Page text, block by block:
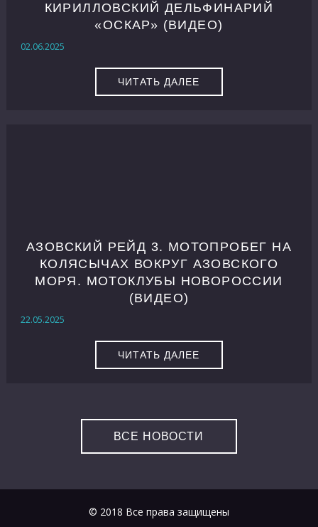
КИРИЛЛОВСКИЙ ДЕЛЬФИНАРИЙ
«ОСКАР» (ВИДЕО)
02.06.2025
ЧИТАТЬ ДАЛЕЕ
АЗОВСКИЙ РЕЙД 3. МОТОПРОБЕГ НА
КОЛЯСЫЧАХ ВОКРУГ АЗОВСКОГО
МОРЯ. МОТОКЛУБЫ НОВОРОССИИ
(ВИДЕО)
22.05.2025
ЧИТАТЬ ДАЛЕЕ
ВСЕ НОВОСТИ
© 2018 Все права защищены